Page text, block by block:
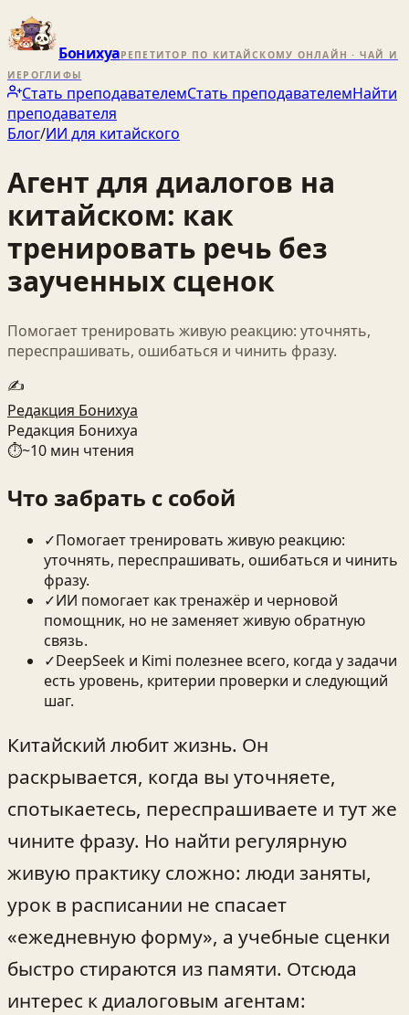
БонихуаРЕПЕТИТОР ПО КИТАЙСКОМУ ОНЛАЙН · ЧАЙ И
ИЕРОГЛИФЫ
Стать преподавателемСтать преподавателемНайти
преподавателя
Блог/ИИ для китайского
Агент для диалогов на
китайском: как
тренировать речь без
заученных сценок
Помогает тренировать живую реакцию: уточнять,
переспрашивать, ошибаться и чинить фразу.
✍️
Редакция Бонихуа
Редакция Бонихуа
⏱~10 мин чтения
Что забрать с собой
✓Помогает тренировать живую реакцию:
уточнять, переспрашивать, ошибаться и чинить
фразу.
✓ИИ помогает как тренажёр и черновой
помощник, но не заменяет живую обратную
связь.
✓DeepSeek и Kimi полезнее всего, когда у задачи
есть уровень, критерии проверки и следующий
шаг.
Китайский любит жизнь. Он
раскрывается, когда вы уточняете,
спотыкаетесь, переспрашиваете и тут же
чините фразу. Но найти регулярную
живую практику сложно: люди заняты,
урок в расписании не спасает
«ежедневную форму», а учебные сценки
быстро стираются из памяти. Отсюда
интерес к диалоговым агентам: